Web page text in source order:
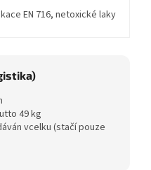
EN 716, netoxické laky
49 kg
vcelku (stačí pouze